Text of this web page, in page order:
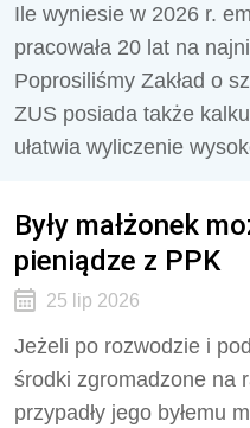
Ile wyniesie w 2026 r.
pracowała 20 lat na
Poprosiliśmy Zakład o
ZUS posiada także
ułatwia wyliczenie
Były małżonek
pieniądze z PPK
25 lip 2026
Jeżeli po rozwodzie i
środki zgromadzone na
przypadły jego byłemu